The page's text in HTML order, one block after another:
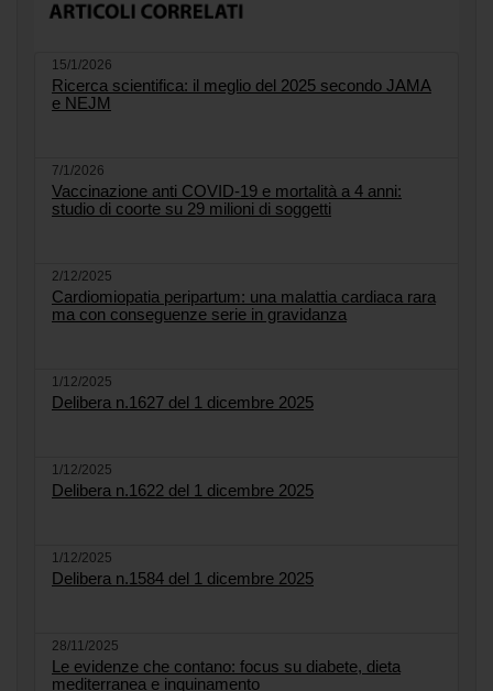
15/1/2026
Ricerca scientifica: il meglio del 2025 secondo JAMA
e NEJM
7/1/2026
Vaccinazione anti COVID-19 e mortalità a 4 anni:
studio di coorte su 29 milioni di soggetti
2/12/2025
Cardiomiopatia peripartum: una malattia cardiaca rara
ma con conseguenze serie in gravidanza
1/12/2025
Delibera n.1627 del 1 dicembre 2025
1/12/2025
Delibera n.1622 del 1 dicembre 2025
1/12/2025
Delibera n.1584 del 1 dicembre 2025
28/11/2025
Le evidenze che contano: focus su diabete, dieta
mediterranea e inquinamento